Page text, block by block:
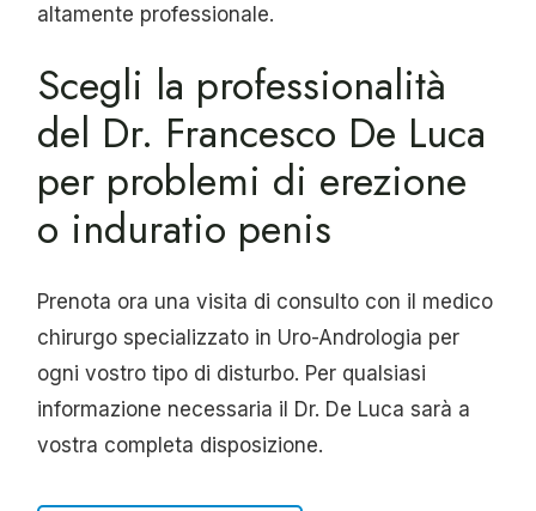
altamente professionale.
Scegli la professionalità
del Dr. Francesco De Luca
per problemi di erezione
o induratio penis
Prenota ora una visita di consulto con il medico
chirurgo specializzato in Uro-Andrologia per
ogni vostro tipo di disturbo. Per qualsiasi
informazione necessaria il Dr. De Luca sarà a
vostra completa disposizione.